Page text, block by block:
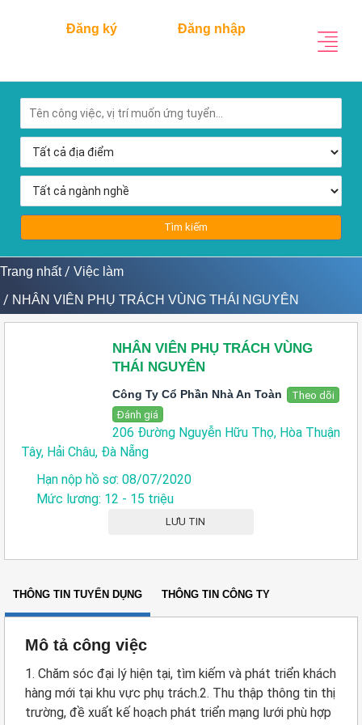
Đăng ký Đăng nhập
Tìm kiếm
Trang nhất /Việc làm
/ NHÂN VIÊN PHỤ TRÁCH VÙNG THÁI NGUYÊN
NHÂN VIÊN PHỤ TRÁCH VÙNG
THÁI NGUYÊN
Công Ty Cổ Phần Nhà An Toàn
Theo dõi
Đánh giá
206 Đường Nguyễn Hữu Thọ, Hòa Thuận
Tây, Hải Châu, Đà Nẵng
Hạn nộp hồ sơ: 08/07/2020
Mức lương: 12 - 15 triệu
LƯU TIN
THÔNG TIN TUYỂN DỤNG THÔNG TIN CÔNG TY
Mô tả công việc
1. Chăm sóc đại lý hiện tại, tìm kiếm và phát triển khách
hàng mới tại khu vực phụ trách.2. Thu thập thông tin thị
trường, đề xuất kế hoạch phát triển mạng lưới phù hợp